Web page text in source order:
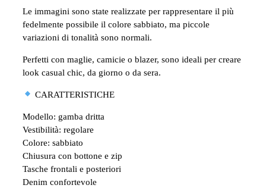
Le immagini sono state realizzate per rappresentare il più
fedelmente possibile il colore sabbiato, ma piccole
variazioni di tonalità sono normali.
Perfetti con maglie, camicie o blazer, sono ideali per creare
look casual chic, da giorno o da sera.
CARATTERISTICHE
Modello: gamba dritta
Vestibilità: regolare
Colore: sabbiato
Chiusura con bottone e zip
Tasche frontali e posteriori
Denim confortevole